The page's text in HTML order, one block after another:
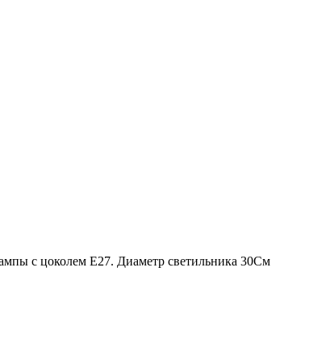
с цоколем Е27. Диаметр светильника 30См